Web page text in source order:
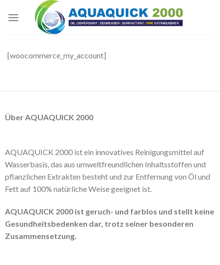
[woocommerce_my_account]
Über AQUAQUICK 2000
AQUAQUICK 2000 ist ein innovatives Reinigungsmittel auf
Wasserbasis, das aus umweltfreundlichen Inhaltsstoffen und
pflanzlichen Extrakten besteht und zur Entfernung von Öl und
Fett auf 100% natürliche Weise geeignet ist.
AQUAQUICK 2000 ist geruch- und farblos und stellt keine
Gesundheitsbedenken dar, trotz seiner besonderen
Zusammensetzung.